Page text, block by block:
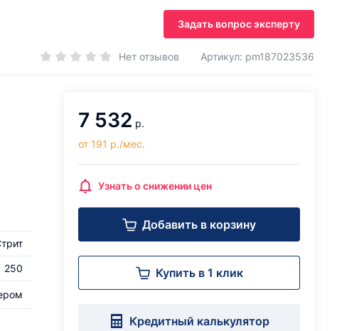
Задать вопрос эксперту
Нет отзывов Артикул: pm187023536
250
7 532 р.
от 191 р./мес.
Узнать о снижении цен
Добавить в корзину
Купить в 1 клик
Кредитный калькулятор